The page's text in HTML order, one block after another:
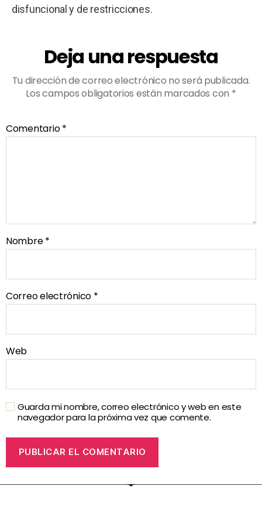
disfuncional y de restricciones.
Deja una respuesta
Tu dirección de correo electrónico no será publicada.
Los campos obligatorios están marcados con *
Comentario*
Nombre*
Correo electrónico *
Web
Guarda mi nombre, correo electrónico y web en este
navegador para la próxima vez que comente.